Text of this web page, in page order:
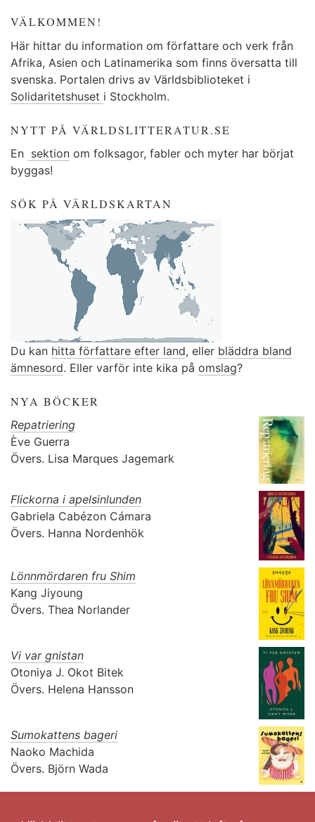
VÄLKOMMEN!
Här hittar du information om författare och verk från
Afrika, Asien och Latinamerika som finns översatta till
svenska. Portalen drivs av Världsbiblioteket i
Solidaritetshuset i Stockholm.
NYTT PÅ VÄRLDSLITTERATUR.SE
En sektion om folksagor, fabler och myter har börjat
byggas!
SÖK PÅ VÄRLDSKARTAN
Du kan hitta författare efter land, eller bläddra bland
ämnesord. Eller varför inte kika på omslag?
NYA BÖCKER
Repatriering
Ève Guerra
Övers. Lisa Marques Jagemark
Flickorna i apelsinlunden
Gabriela Cabézon Cámara
Övers. Hanna Nordenhök
Lönnmördaren fru Shim
Kang Jiyoung
Övers. Thea Norlander
Vi var gnistan
Otoniya J. Okot Bitek
Övers. Helena Hansson
Sumokattens bageri
Naoko Machida
Övers. Björn Wada